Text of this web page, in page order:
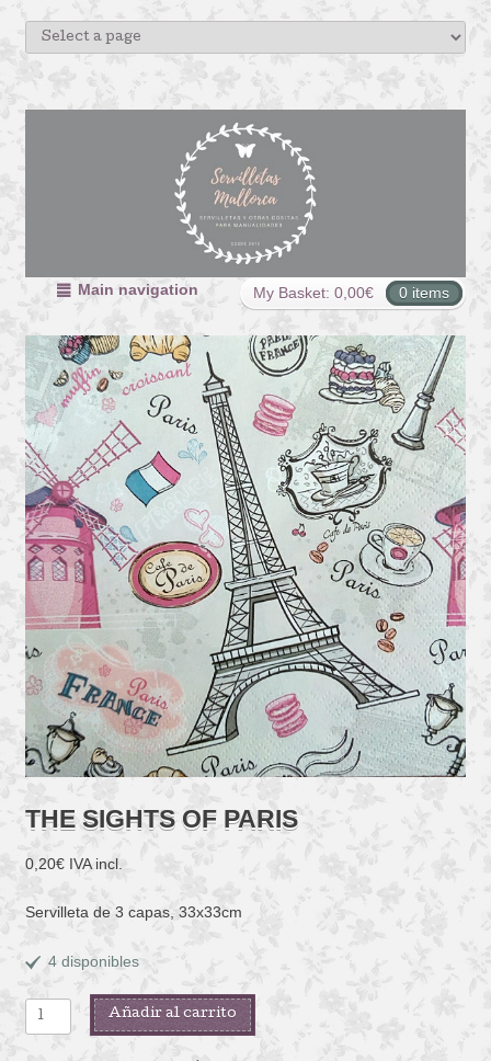
My Basket: 0,00€ 0 items
Main navigation
THE SIGHTS OF PARIS
0,20€ IVA incl.
Servilleta de 3 capas, 33x33cm
4 disponibles
THE
SIGHTS
OF
Añadir al carrito